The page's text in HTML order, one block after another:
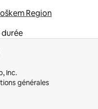
Region
Inc.
générales